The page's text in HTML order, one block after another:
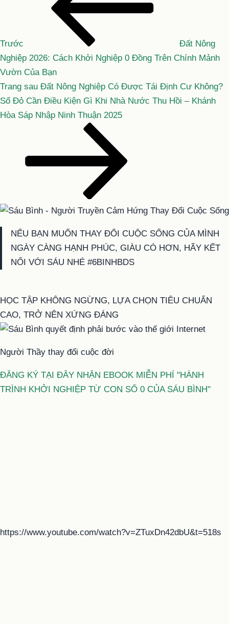
viết
Trước
Đất Nông
Nghiệp 2026: Cách Khởi Nghiệp 0 Đồng Trên Chính Mảnh
Vườn Của Bạn
Bài
tiếp
theo
Trang sau Đất Nông Nghiệp Có Được Tái Định Cư Không?
Sổ Đỏ Cần Điều Kiện Gì Khi Nhà Nước Thu Hồi – Khánh
Hòa Sáp Nhập Ninh Thuận 2025
NẾU BẠN MUỐN THAY ĐỔI CUỘC SỐNG CỦA MÌNH
NGÀY CÀNG HẠNH PHÚC, GIÀU CÓ HƠN, HÃY KẾT
NỐI VỚI SÁU NHÉ #6BINHBDS
HỌC TẬP KHÔNG NGỪNG, LỰA CHỌN TIÊU CHUẨN
CAO, TRỞ NÊN XỨNG ĐÁNG
Người Thầy thay đổi cuộc đời
ĐĂNG KÝ TẠI ĐÂY NHẬN EBOOK MIỄN PHÍ "HÀNH
TRÌNH KHỞI NGHIỆP TỪ CON SỐ 0 CỦA SÁU BÌNH"
https://www.youtube.com/watch?v=ZTuxDn42dbU&t=518s